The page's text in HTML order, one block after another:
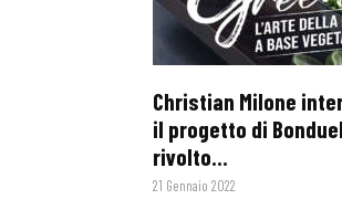
Christian Milone
il progetto di
rivolto...
21 Gennaio 2022